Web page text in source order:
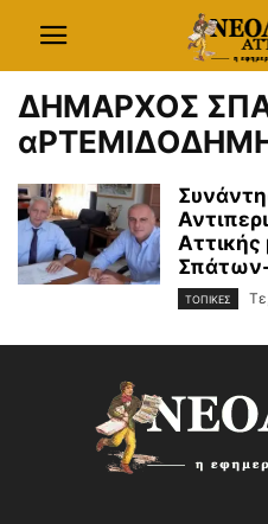
ΔΗΜΑΡΧΟΣ
ΤΟΠΙΚΕΣ